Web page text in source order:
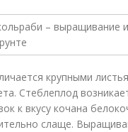
крупными
Стеблеплод
к вкусу кочана
слаще.